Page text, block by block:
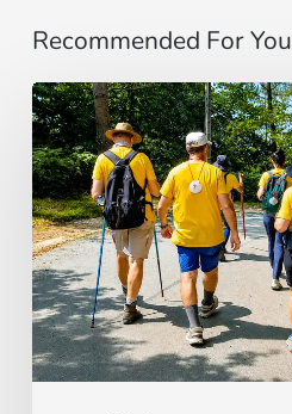
Recommended For You
“Estoy
contigo”
:
De
Brasil
a
la
India,